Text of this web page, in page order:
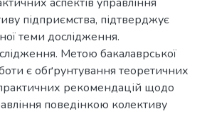
підприємства, підтверджує
теми дослідження.
Метою бакалаврської
є обґрунтування теоретичних
рекомендацій щодо
поведінкою колективу